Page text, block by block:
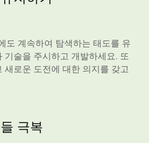
도 계속하여 탐색하는 태도를 유
기술을 주시하고 개발하세요. 또
새로운 도전에 대한 의지를 갖고
극복